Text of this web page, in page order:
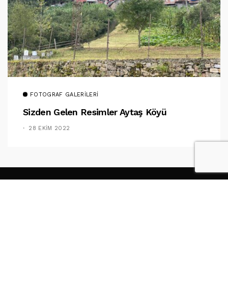
FOTOGRAF GALERILERI
Sizden Gelen Resimler Aytaş Köyü
28 EKIM 2022
TAKIP ET